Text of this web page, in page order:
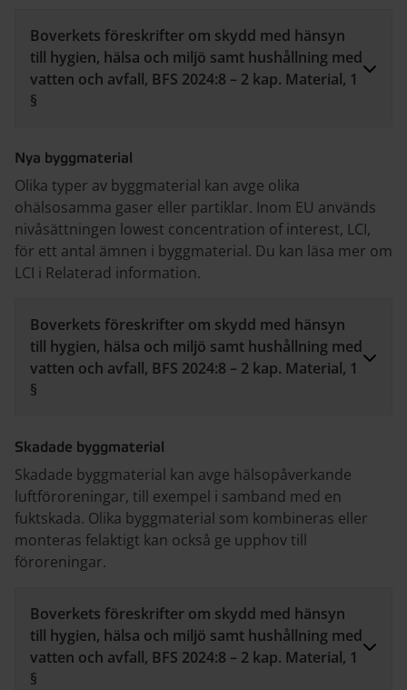
Boverkets föreskrifter om skydd med hänsyn
till hygien, hälsa och miljö samt hushållning med
vatten och avfall, BFS 2024:8 – 2 kap. Material, 1
§
Nya byggmaterial
Olika typer av byggmaterial kan avge olika
ohälsosamma gaser eller partiklar. Inom EU används
nivåsättningen lowest concentration of interest, LCI,
för ett antal ämnen i byggmaterial. Du kan läsa mer om
LCI i Relaterad information.
Boverkets föreskrifter om skydd med hänsyn
till hygien, hälsa och miljö samt hushållning med
vatten och avfall, BFS 2024:8 – 2 kap. Material, 1
§
Skadade byggmaterial
Skadade byggmaterial kan avge hälsopåverkande
luftföroreningar, till exempel i samband med en
fuktskada. Olika byggmaterial som kombineras eller
monteras felaktigt kan också ge upphov till
föroreningar.
Boverkets föreskrifter om skydd med hänsyn
till hygien, hälsa och miljö samt hushållning med
vatten och avfall, BFS 2024:8 – 2 kap. Material, 1
§